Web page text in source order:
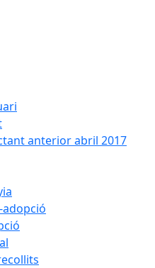
anterior abril 2017